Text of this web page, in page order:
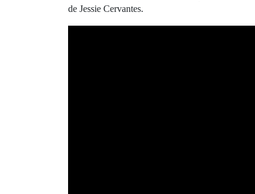
de Jessie Cervantes.